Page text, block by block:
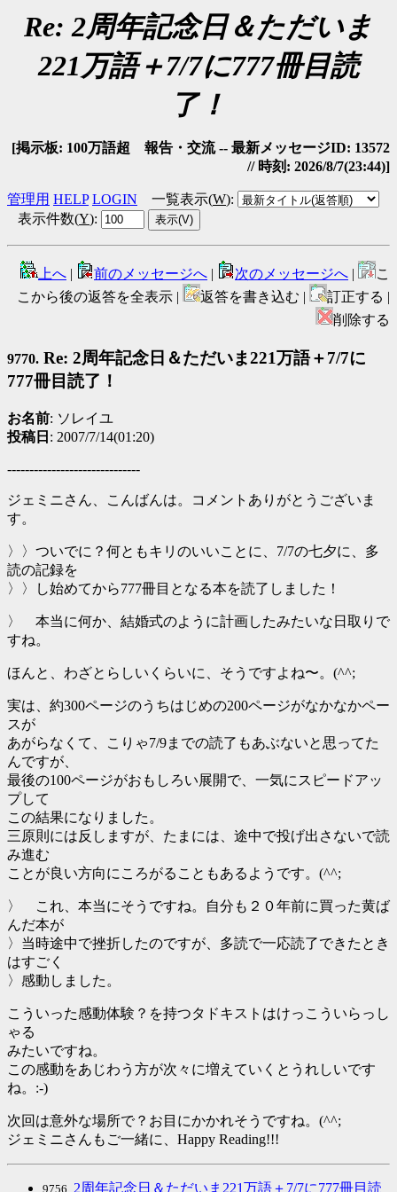
Re: 2周年記念日＆ただいま
221万語＋7/7に777冊目読
了！
[掲示板: 100万語超 報告・交流 -- 最新メッセージID: 13572
// 時刻: 2026/8/7(23:44)]
管理用 HELP LOGIN 一覧表示(W):
表示件数(Y):
上へ | 前のメッセージへ | 次のメッセージへ |
こ
こから後の返答を全表示 |
返答を書き込む |
訂正する |
削除する
9770. Re: 2周年記念日＆ただいま221万語＋7/7に
777冊目読了！
お名前: ソレイユ
投稿日 : 2007/7/14(01:20)
------------------------------
ジェミニさん、こんばんは。コメントありがとうございま
す。
〉〉ついでに？何ともキリのいいことに、7/7の七夕に、多
読の記録を
〉〉し始めてから777冊目となる本を読了しました！
〉 本当に何か、結婚式のように計画したみたいな日取りで
すね。
ほんと、わざとらしいくらいに、そうですよね〜。(^^;
実は、約300ページのうちはじめの200ページがなかなかペー
スが
あがらなくて、こりゃ7/9までの読了もあぶないと思ってた
んですが、
最後の100ページがおもしろい展開で、一気にスピードアッ
プして
この結果になりました。
三原則には反しますが、たまには、途中で投げ出さないで読
み進む
ことが良い方向にころがることもあるようです。(^^;
〉 これ、本当にそうですね。自分も２０年前に買った黄ば
んだ本が
〉当時途中で挫折したのですが、多読で一応読了できたとき
はすごく
〉感動しました。
こういった感動体験？を持つタドキストはけっこういらっし
ゃる
みたいですね。
この感動をあじわう方が次々に増えていくとうれしいです
ね。:-)
次回は意外な場所で？お目にかかれそうですね。(^^;
ジェミニさんもご一緒に、Happy Reading!!!
9756. 2周年記念日＆ただいま221万語＋7/7に777冊目読